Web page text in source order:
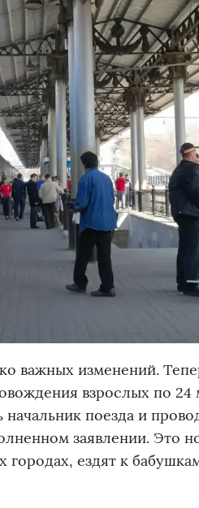
важных изменений.
взрослых по
поезда и
заявлении. Это
городах, ездят к